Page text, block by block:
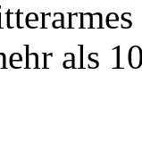
als